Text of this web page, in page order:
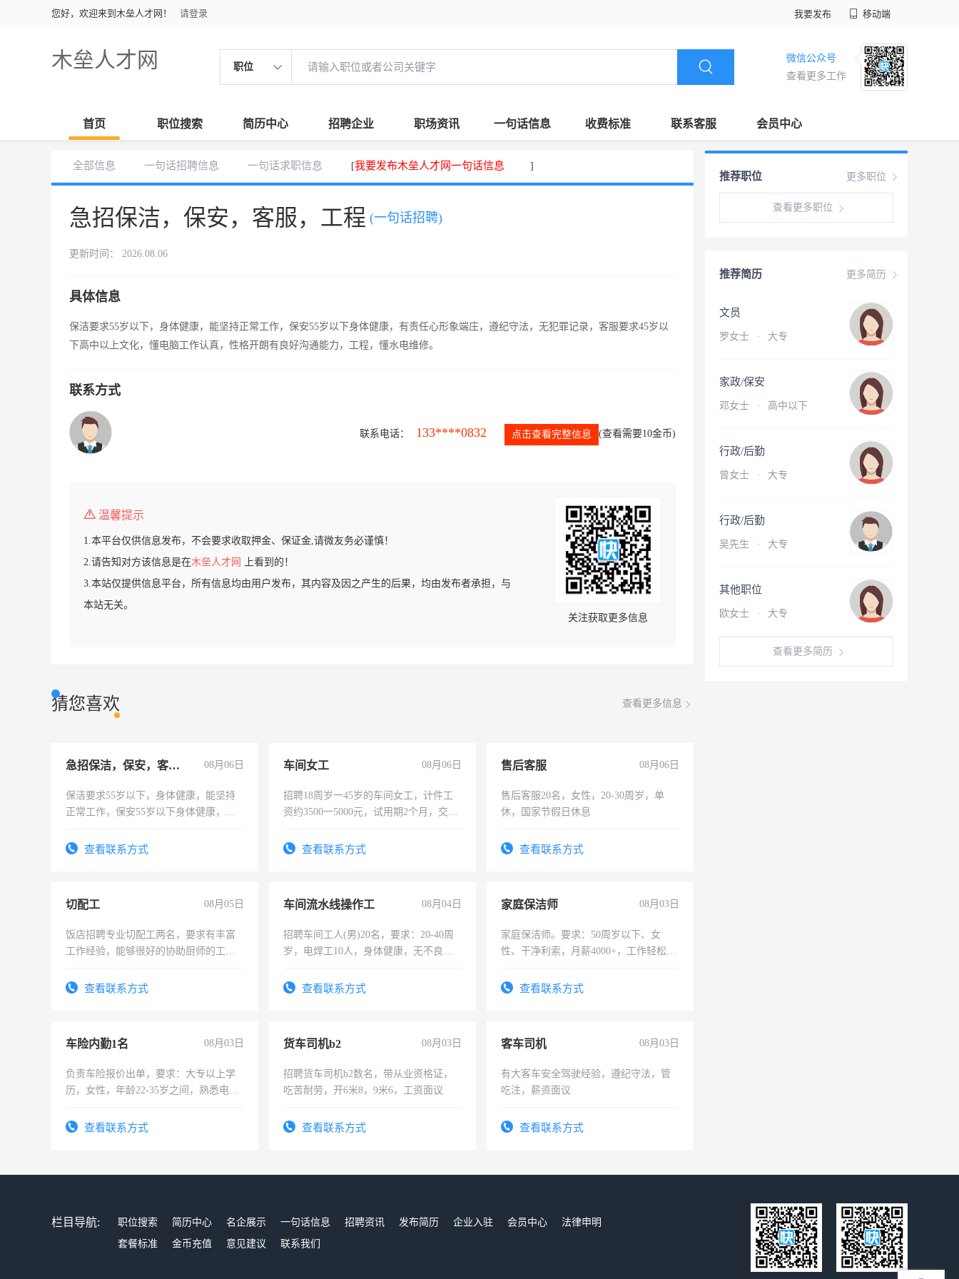
您好，欢迎来到木垒人才网！ 请登录 我要发布 移动端
木垒人才网 职位
微信公众号
查看更多工作
首页 职位搜索 简历中心 招聘企业 职场资讯 一句话信息 收费标准 联系客服 会员中心
全部信息 一句话招聘信息 一句话求职信息 [我要发布木垒人才网一句话信息 ]
急招保洁，保安，客服，工程 (一句话招聘)
更新时间： 2026.08.06
具体信息
保洁要求55岁以下，身体健康，能坚持正常工作，保安55岁以下身体健康，有责任心形象端庄，遵纪守法，无犯罪记录，客服要求45岁以
下高中以上文化，懂电脑工作认真，性格开朗有良好沟通能力，工程，懂水电维修。
联系方式
联系电话： 133****0832 点击查看完整信息 (查看需要10金币)
温馨提示
1.本平台仅供信息发布，不会要求收取押金、保证金,请微友务必谨慎！
2.请告知对方该信息是在木垒人才网
上看到的！
3.本站仅提供信息平台，所有信息均由用户发布，其内容及因之产生的后果，均由发布者承担，与
本站无关。
关注获取更多信息
猜您喜欢 查看更多信息
急招保洁，保安，客服，工程 08月06日
保洁要求55岁以下，身体健康，能坚持
正常工作，保安55岁以下身体健康，有
录，客服要求45岁以下高中以上文化，
查看联系方式
车间女工 08月06日
招聘18周岁一45岁的车间女工，计件工
资约3500一5000元，试用期2个月，交五
查看联系方式
售后客服 08月06日
售后客服20名，女性，20-30周岁，单
休，国家节假日休息
查看联系方式
切配工 08月05日
饭店招聘专业切配工两名，要求有丰富
工作经验，能够很好的协助厨师的工
4500。查看联系方式
车间流水线操作工 08月04日
招聘车间工人(男)20名，要求：20-40周
岁，电焊工10人，身体健康，无不良嗜
宿，免费发放劳保用品，两班倒，每月
查看联系方式
家庭保洁师 08月03日
家庭保洁师。要求：50周岁以下、女
性、干净利索，月薪4000+，工作轻松，
太太等。查看联系方式
车险内勤1名 08月03日
负责车险报价出单，要求：大专以上学
历，女性，年龄22-35岁之间，熟悉电脑
试用期1-3个月，转正后交纳五险，
查看联系方式
货车司机b2 08月03日
招聘货车司机b2数名，带从业资格证，
吃苦耐劳，开6米8，9米6，工资面议
查看联系方式
客车司机 08月03日
有大客车安全驾驶经验，遵纪守法，管
吃注，薪资面议
查看联系方式
更多职位
推荐职位
查看更多职位
更多简历
推荐简历
文员
罗女士 · 大专
家政/保安
邓女士 · 高中以下
行政/后勤
曾女士 · 大专
行政/后勤
吴先生 · 大专
其他职位
欧女士 · 大专
查看更多简历
栏目导航: 职位搜索 简历中心 名企展示 一句话信息 招聘资讯 发布简历 企业入驻 会员中心
法律申明
套餐标准
金币充值 意见建议 联系我们